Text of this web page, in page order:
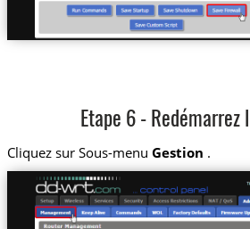
Etape 6 - Redémarrez
Cliquez sur Sous-menu Gestion .